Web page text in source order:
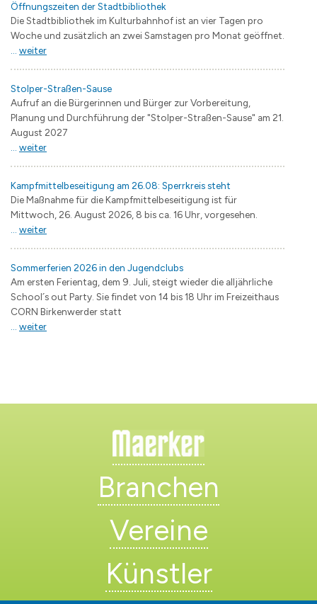
Öffnungszeiten der Stadtbibliothek
Die Stadtbibliothek im Kulturbahnhof ist an vier Tagen pro
Woche und zusätzlich an zwei Samstagen pro Monat geöffnet.
... weiter
Stolper-Straßen-Sause
Aufruf an die Bürgerinnen und Bürger zur Vorbereitung,
Planung und Durchführung der "Stolper-Straßen-Sause" am 21.
August 2027
... weiter
Kampfmittelbeseitigung am 26.08: Sperrkreis steht
Die Maßnahme für die Kampfmittelbeseitigung ist für
Mittwoch, 26. August 2026, 8 bis ca. 16 Uhr, vorgesehen.
... weiter
Sommerferien 2026 in den Jugendclubs
Am ersten Ferientag, dem 9. Juli, steigt wieder die alljährliche
School´s out Party. Sie findet von 14 bis 18 Uhr im Freizeithaus
CORN Birkenwerder statt
... weiter
Branchen
Vereine
Künstler